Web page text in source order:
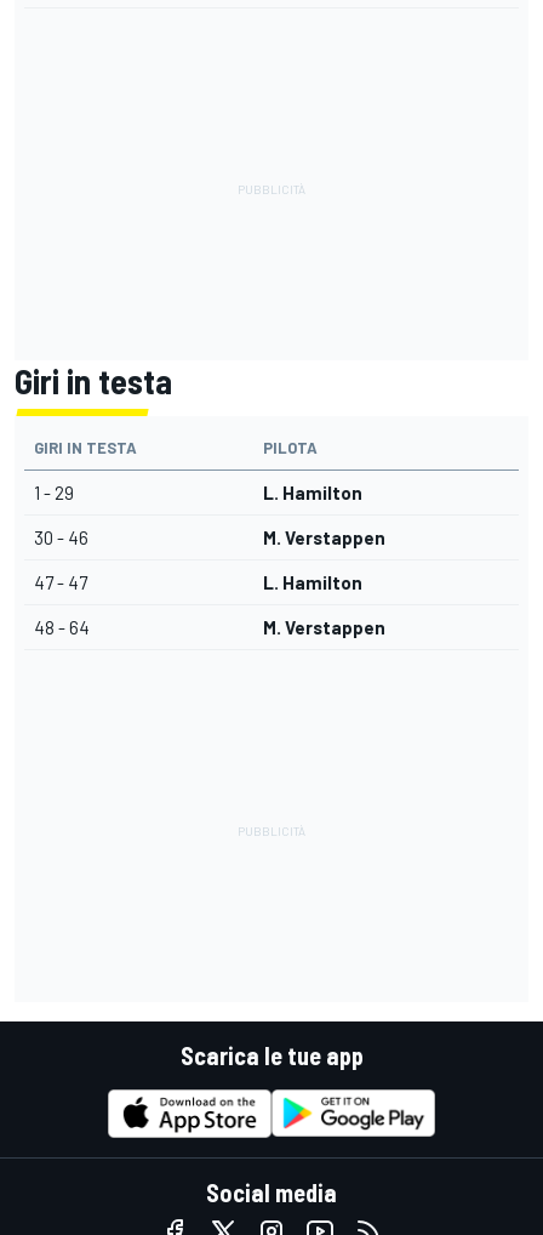
Giri in testa
GIRI IN TESTA PILOTA
1 - 29 L. Hamilton
30 - 46 M. Verstappen
47 - 47 L. Hamilton
48 - 64 M. Verstappen
Scarica le tue app
Social media